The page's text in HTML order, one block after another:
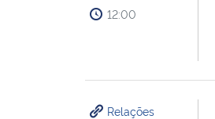
12:00
Relações